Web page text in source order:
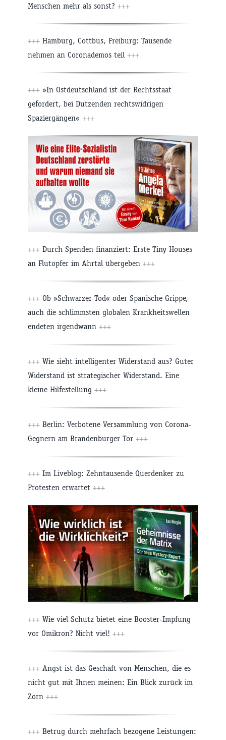
Menschen mehr als sonst? +++
+++ Hamburg, Cottbus, Freiburg: Tausende
nehmen an Coronademos teil +++
+++ »In Ostdeutschland ist der Rechtsstaat
gefordert, bei Dutzenden rechtswidrigen
Spaziergängen« +++
+++ Durch Spenden finanziert: Erste Tiny Houses
an Flutopfer im Ahrtal übergeben +++
+++ Ob »Schwarzer Tod« oder Spanische Grippe,
auch die schlimmsten globalen Krankheitswellen
endeten irgendwann +++
+++ Wie sieht intelligenter Widerstand aus? Guter
Widerstand ist strategischer Widerstand. Eine
kleine Hilfestellung +++
+++ Berlin: Verbotene Versammlung von Corona-
Gegnern am Brandenburger Tor +++
+++ Im Liveblog: Zehntausende Querdenker zu
Protesten erwartet +++
+++ Wie viel Schutz bietet eine Booster-Impfung
vor Omikron? Nicht viel! +++
+++ Angst ist das Geschäft von Menschen, die es
nicht gut mit Ihnen meinen: Ein Blick zurück im
Zorn +++
+++ Betrug durch mehrfach bezogene Leistungen: